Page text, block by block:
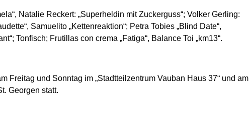
Natalie Reckert: „Superheldin mit Zuckerguss“; Volker Gerling:
Samuelito „Kettenreaktion“; Petra Tobies „Blind Date“,
Tonfisch; Frutillas con crema „Fatiga“, Balance Toi „km13“.
Freitag und Sonntag im „Stadtteilzentrum Vauban Haus 37“ und am
Georgen statt.